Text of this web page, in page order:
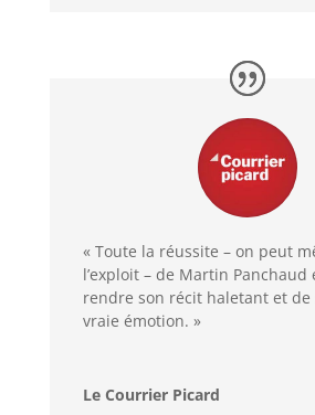
« Toute la réussite – on peut
l’exploit – de Martin Panchaud
rendre son récit haletant et de
vraie émotion. »
Le Courrier Picard